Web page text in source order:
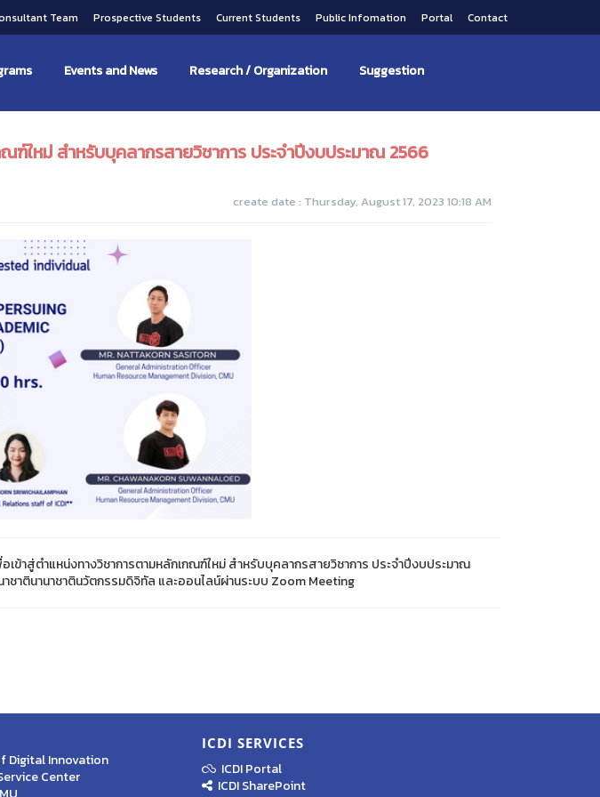
Team Prospective Students Current Students Public Infomation Portal Contact
Events and News Research / Organization Suggestion
ฑ์ใหม่ สำหรับบุคลากรสายวิชาการ ประจำปีงบประมาณ 2566
create date : Thursday, August 17, 2023 10:18 AM
ข้าสู่ตำแหน่งทางวิชาการตามหลักเกณฑ์ใหม่ สำหรับบุคลากรสายวิชาการ ประจำปีงบประมาณ
ชาตินานาชาตินวัตกรรมดิจิทัล และออนไลน์ผ่านระบบ Zoom Meeting
Digital Innovation
Center
ICDI SERVICES
ICDI Portal
ICDI SharePoint